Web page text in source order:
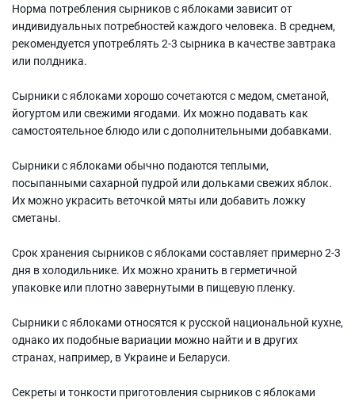
Норма потребления сырников с яблоками зависит от
индивидуальных потребностей каждого человека. В среднем,
рекомендуется употреблять 2-3 сырника в качестве завтрака
или полдника.
Сырники с яблоками хорошо сочетаются с медом, сметаной,
йогуртом или свежими ягодами. Их можно подавать как
самостоятельное блюдо или с дополнительными добавками.
Сырники с яблоками обычно подаются теплыми,
посыпанными сахарной пудрой или дольками свежих яблок.
Их можно украсить веточкой мяты или добавить ложку
сметаны.
Срок хранения сырников с яблоками составляет примерно 2-3
дня в холодильнике. Их можно хранить в герметичной
упаковке или плотно завернутыми в пищевую пленку.
Сырники с яблоками относятся к русской национальной кухне,
однако их подобные вариации можно найти и в других
странах, например, в Украине и Беларуси.
Секреты и тонкости приготовления сырников с яблоками